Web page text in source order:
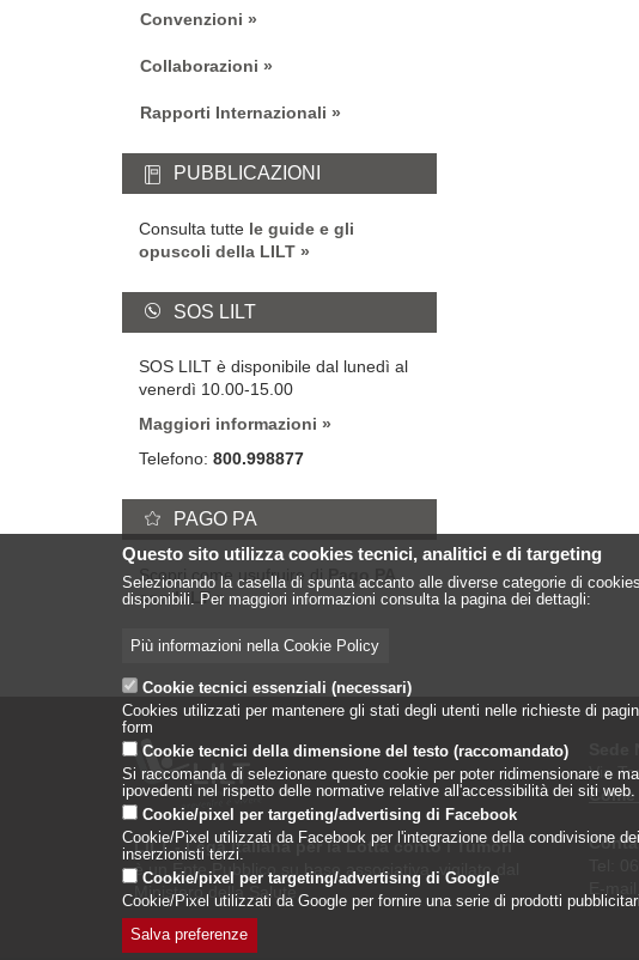
Convenzioni
Collaborazioni
Rapporti Internazionali
PUBBLICAZIONI
Consulta tutte le guide e gli
opuscoli della LILT
SOS LILT
SOS LILT è disponibile dal lunedì al
venerdì 10.00-15.00
Maggiori informazioni
Telefono: 800.998877
PAGO PA
Scopri come usufruire di
Pago PA
con LILT
LILT - Lega Italiana per la Lotta conto i Tumori
è un Ente Pubblico su base associativa, vigilato dal
Ministero della Salute
Via
Questo sito utilizza cookies tecnici, analitici e di targeting
Selezionando la casella di spunta accanto alle diverse categorie di
disponibili. Per maggiori informazioni consulta la pagina dei dettagli:
Più informazioni nella Cookie Policy
Cookie tecnici essenziali (necessari)
Cookies utilizzati per mantenere gli stati degli utenti nelle richieste di
form
Cookie tecnici della dimensione del testo (raccomandato)
Si raccomanda di selezionare questo cookie per poter ridimensionare e
ipovedenti nel rispetto delle normative relative all'accessibilità dei siti
Cookie/pixel per targeting/advertising di Facebook
Cookie/Pixel utilizzati da Facebook per l'integrazione della condivisione
inserzionisti terzi.
Cookie/pixel per targeting/advertising di Google
Cookie/Pixel utilizzati da Google per fornire una serie di prodotti
Salva preferenze